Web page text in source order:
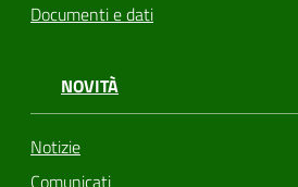
Documenti e dati
NOVITÀ
Notizie
Comunicati